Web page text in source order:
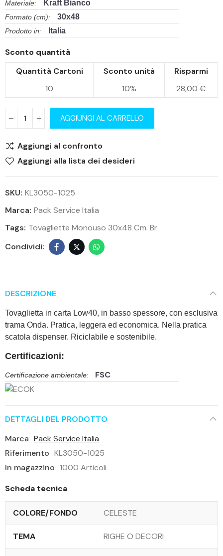
Materiale: Kraft Bianco
Formato (cm): 30x48
Prodotto in: Italia
Sconto quantità
Quantità Cartoni
Sconto unità
Risparmi
10
10% 28,00 €
AGGIUNGI AL CARRELLO
Aggiungi al confronto
Aggiungi alla lista dei desideri
SKU: KL3050-1025
Marca: Pack Service Italia
Tags: Tovagliette Monouso 30x48 Cm. Br
DESCRIZIONE
Tovaglietta in carta Low40, in basso spessore, con esclusiva
trama Onda. Pratica, leggera ed economica. Nella pratica
scatola dispenser. Riciclabile e sostenibile.
Certificazioni:
Certificazione ambientale: FSC
DETTAGLI DEL PRODOTTO
Marca Pack Service Italia
Riferimento KL3050-1025
In magazzino 1000 Articoli
Scheda tecnica
COLORE/FONDO CELESTE
TEMA RIGHE O DECORI